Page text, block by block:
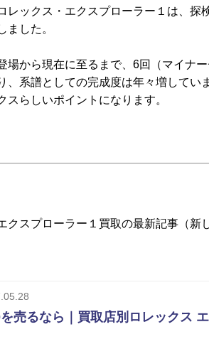
レックス・エクスプローラー１は、
ました。
場から現在に至るまで、6回（マイナ
、系譜としての完成度は年々増してい
スらしいポイントになります。
クスプローラー１買取の最新記事（新
売るなら｜買取店別ロレックス